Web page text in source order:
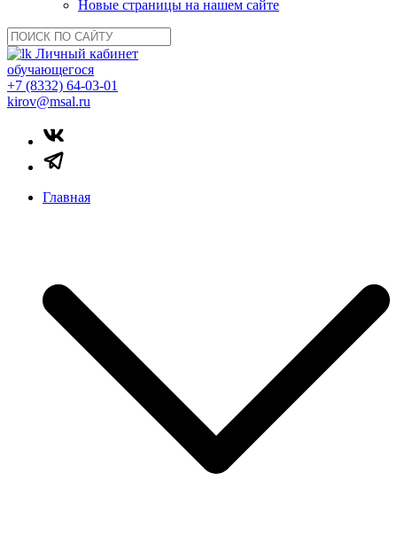
Новые страницы на нашем сайте
Личный кабинет
обучающегося
+7 (8332) 64-03-01
kirov@msal.ru
Главная